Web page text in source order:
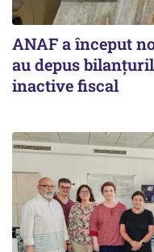
ANAF a început
au depus
inactive fiscal